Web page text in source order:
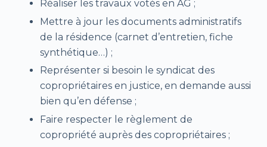
Réaliser les travaux votés en AG ;
Mettre à jour les documents administratifs
de la résidence (carnet d’entretien, fiche
synthétique…) ;
Représenter si besoin le syndicat des
copropriétaires en justice, en demande aussi
bien qu’en défense ;
Faire respecter le règlement de
copropriété auprès des copropriétaires ;